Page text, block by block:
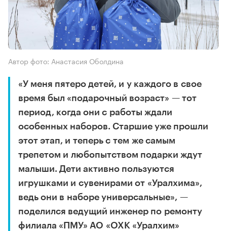
Автор фото: Анастасия Оболдина
«У меня пятеро детей, и у каждого в свое
время был «подарочный возраст» — тот
период, когда они с работы ждали
особенных наборов. Старшие уже прошли
этот этап, и теперь с тем же самым
трепетом и любопытством подарки ждут
малыши. Дети активно пользуются
игрушками и сувенирами от «Уралхима»,
ведь они в наборе универсальные», —
поделился ведущий инженер по ремонту
филиала «ПМУ» АО «ОХК «Уралхим»